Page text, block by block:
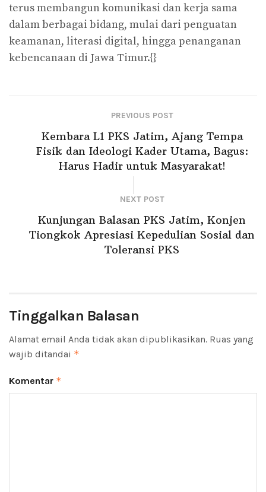
terus membangun komunikasi dan kerja sama
dalam berbagai bidang, mulai dari penguatan
keamanan, literasi digital, hingga penanganan
kebencanaan di Jawa Timur.{}
PREVIOUS POST
Kembara L1 PKS Jatim, Ajang Tempa
Fisik dan Ideologi Kader Utama, Bagus:
Harus Hadir untuk Masyarakat!
NEXT POST
Kunjungan Balasan PKS Jatim, Konjen
Tiongkok Apresiasi Kepedulian Sosial dan
Toleransi PKS
Tinggalkan Balasan
Alamat email Anda tidak akan dipublikasikan. Ruas yang
wajib ditandai *
Komentar *